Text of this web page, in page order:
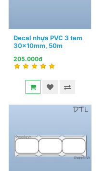
Decal nhựa PVC 3 tem
30x10mm, 50m
205.000đ